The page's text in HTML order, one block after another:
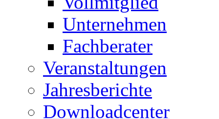
Unternehmen
Fachberater
Veranstaltungen
Jahresberichte
Downloadcenter